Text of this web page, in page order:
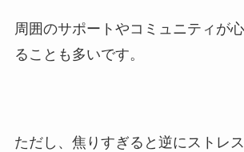
周囲のサポートやコミュニティが
ることも多いです。
ただし、焦りすぎると逆にストレ